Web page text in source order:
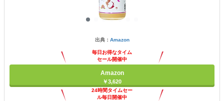
出典： Amazon
毎日お得なタイム
セール開催中
Amazon
￥3,620
24時間タイムセー
ル毎日開催中